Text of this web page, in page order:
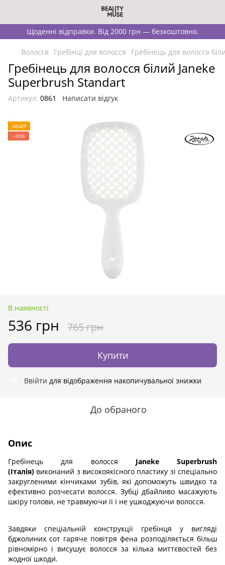
Щоденні відправки. Від 2000 грн — безкоштовно.
Волосся Гребінці для волосся Гребінець для волосся
Гребінець для волосся білий Janeke
Superbrush Standart
Артикул: 0861 Написати відгук
АКЦІЯ
−30%
В наявності
536 грн 765 грн
Купити
Ввійти для відображення накопичувальної знижки
До обраного
Опис
Гребінець для волосся Janeke Superbrush
(Італія) виконаний з високоякісного пластику зі спеціально
закругленими кінчиками зубів, які допоможуть швидко та
ефективно розчесати волосся. Зубці дбайливо масажують
шкіру голови, не травмуючи її і не ушкоджуючи волосся.
Завдяки спеціальній конструкції гребінця у вигляді
бджолиних сот гаряче повітря фена розподіляється більш
рівномірно і висушує волосся за кілька миттєвостей без
жодної шкоди.